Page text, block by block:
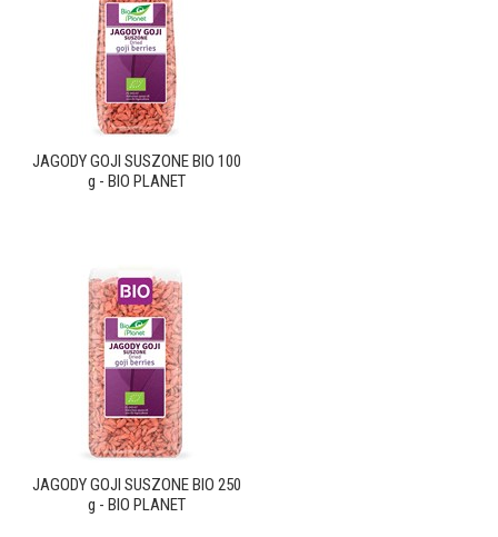
JAGODY GOJI SUSZONE BIO 100
g - BIO PLANET
JAGODY GOJI SUSZONE BIO 250
g - BIO PLANET